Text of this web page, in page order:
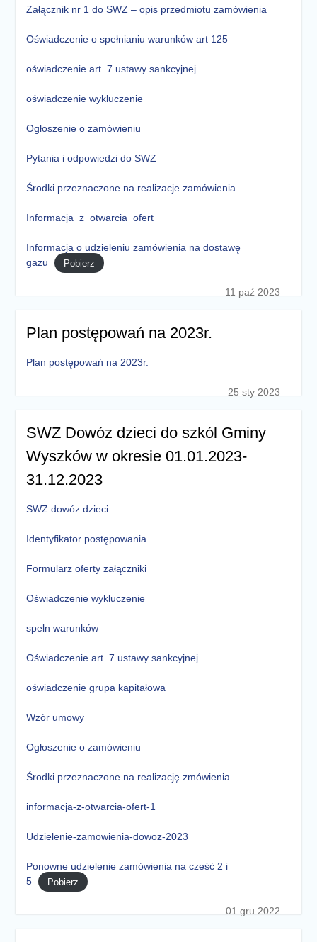
Załącznik nr 1 do SWZ – opis przedmiotu zamówienia
Oświadczenie o spełnianiu warunków art 125
oświadczenie art. 7 ustawy sankcyjnej
oświadczenie wykluczenie
Ogłoszenie o zamówieniu
Pytania i odpowiedzi do SWZ
Środki przeznaczone na realizacje zamówienia
Informacja_z_otwarcia_ofert
Informacja o udzieleniu zamówienia na dostawę
gazu
Pobierz
11 paź 2023
Plan postępowań na 2023r.
Plan postępowań na 2023r.
25 sty 2023
SWZ Dowóz dzieci do szkól Gminy
Wyszków w okresie 01.01.2023-
31.12.2023
SWZ dowóz dzieci
Identyfikator postępowania
Formularz oferty załączniki
Oświadczenie wykluczenie
speln warunków
Oświadczenie art. 7 ustawy sankcyjnej
oświadczenie grupa kapitałowa
Wzór umowy
Ogłoszenie o zamówieniu
Środki przeznaczone na realizację zmówienia
informacja-z-otwarcia-ofert-1
Udzielenie-zamowienia-dowoz-2023
Ponowne udzielenie zamówienia na cześć 2 i
5
Pobierz
01 gru 2022